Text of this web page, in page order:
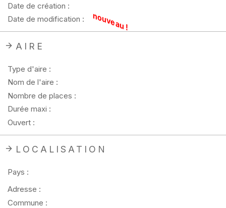
Date de création :
Date de modification :
nouveau !
AIRE
Type d'aire :
Nom de l'aire :
Nombre de places :
Durée maxi :
Ouvert :
LOCALISATION
Pays :
Adresse :
Commune :